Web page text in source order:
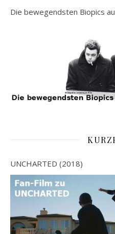
Die bewegendsten Biopics
UNCHARTED (2018)